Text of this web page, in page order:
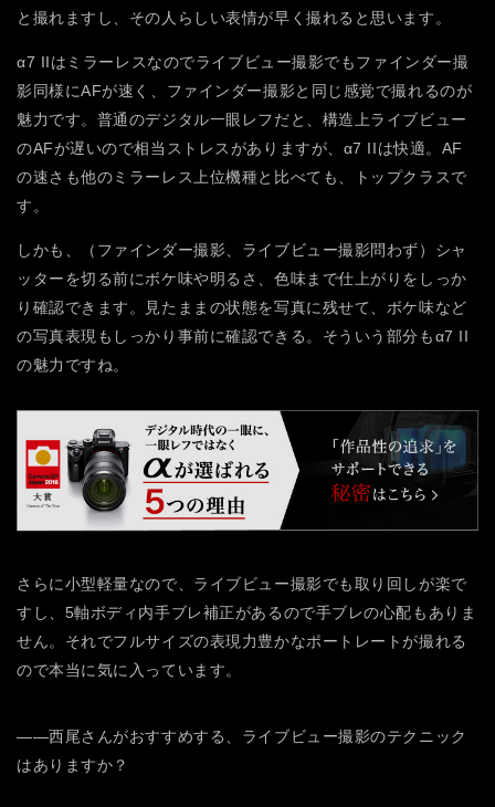
と撮れますし、その人らしい表情が早く撮れると思います。
α7 IIはミラーレスなのでライブビュー撮影でもファインダー撮
影同様にAFが速く、ファインダー撮影と同じ感覚で撮れるのが
魅力です。普通のデジタル一眼レフだと、構造上ライブビュー
のAFが遅いので相当ストレスがありますが、α7 IIは快適。AF
の速さも他のミラーレス上位機種と比べても、トップクラスで
す。
しかも、（ファインダー撮影、ライブビュー撮影問わず）シャ
ッターを切る前にボケ味や明るさ、色味まで仕上がりをしっか
り確認できます。見たままの状態を写真に残せて、ボケ味など
の写真表現もしっかり事前に確認できる。そういう部分もα7 II
の魅力ですね。
さらに小型軽量なので、ライブビュー撮影でも取り回しが楽で
すし、5軸ボディ内手ブレ補正があるので手ブレの心配もありま
せん。それでフルサイズの表現力豊かなポートレートが撮れる
ので本当に気に入っています。
――西尾さんがおすすめする、ライブビュー撮影のテクニック
はありますか？